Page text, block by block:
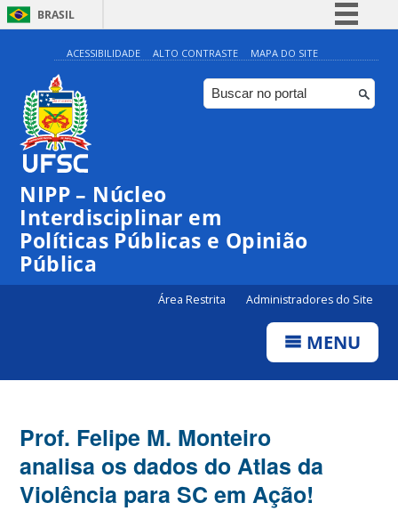
BRASIL
Simplifique!
Comunica BR
Participe
ACESSIBILIDADE ALTO CONTRASTE MAPA DO SITE
NIPP – Núcleo
Interdisciplinar em
Políticas Públicas e Opinião
Pública
Área Restrita Administradores do Site
MENU
Prof. Felipe M. Monteiro
analisa os dados do Atlas da
Violência para SC em Ação!